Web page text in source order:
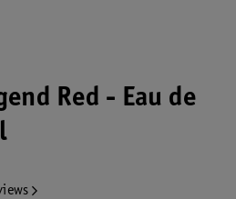
Red - Eau de